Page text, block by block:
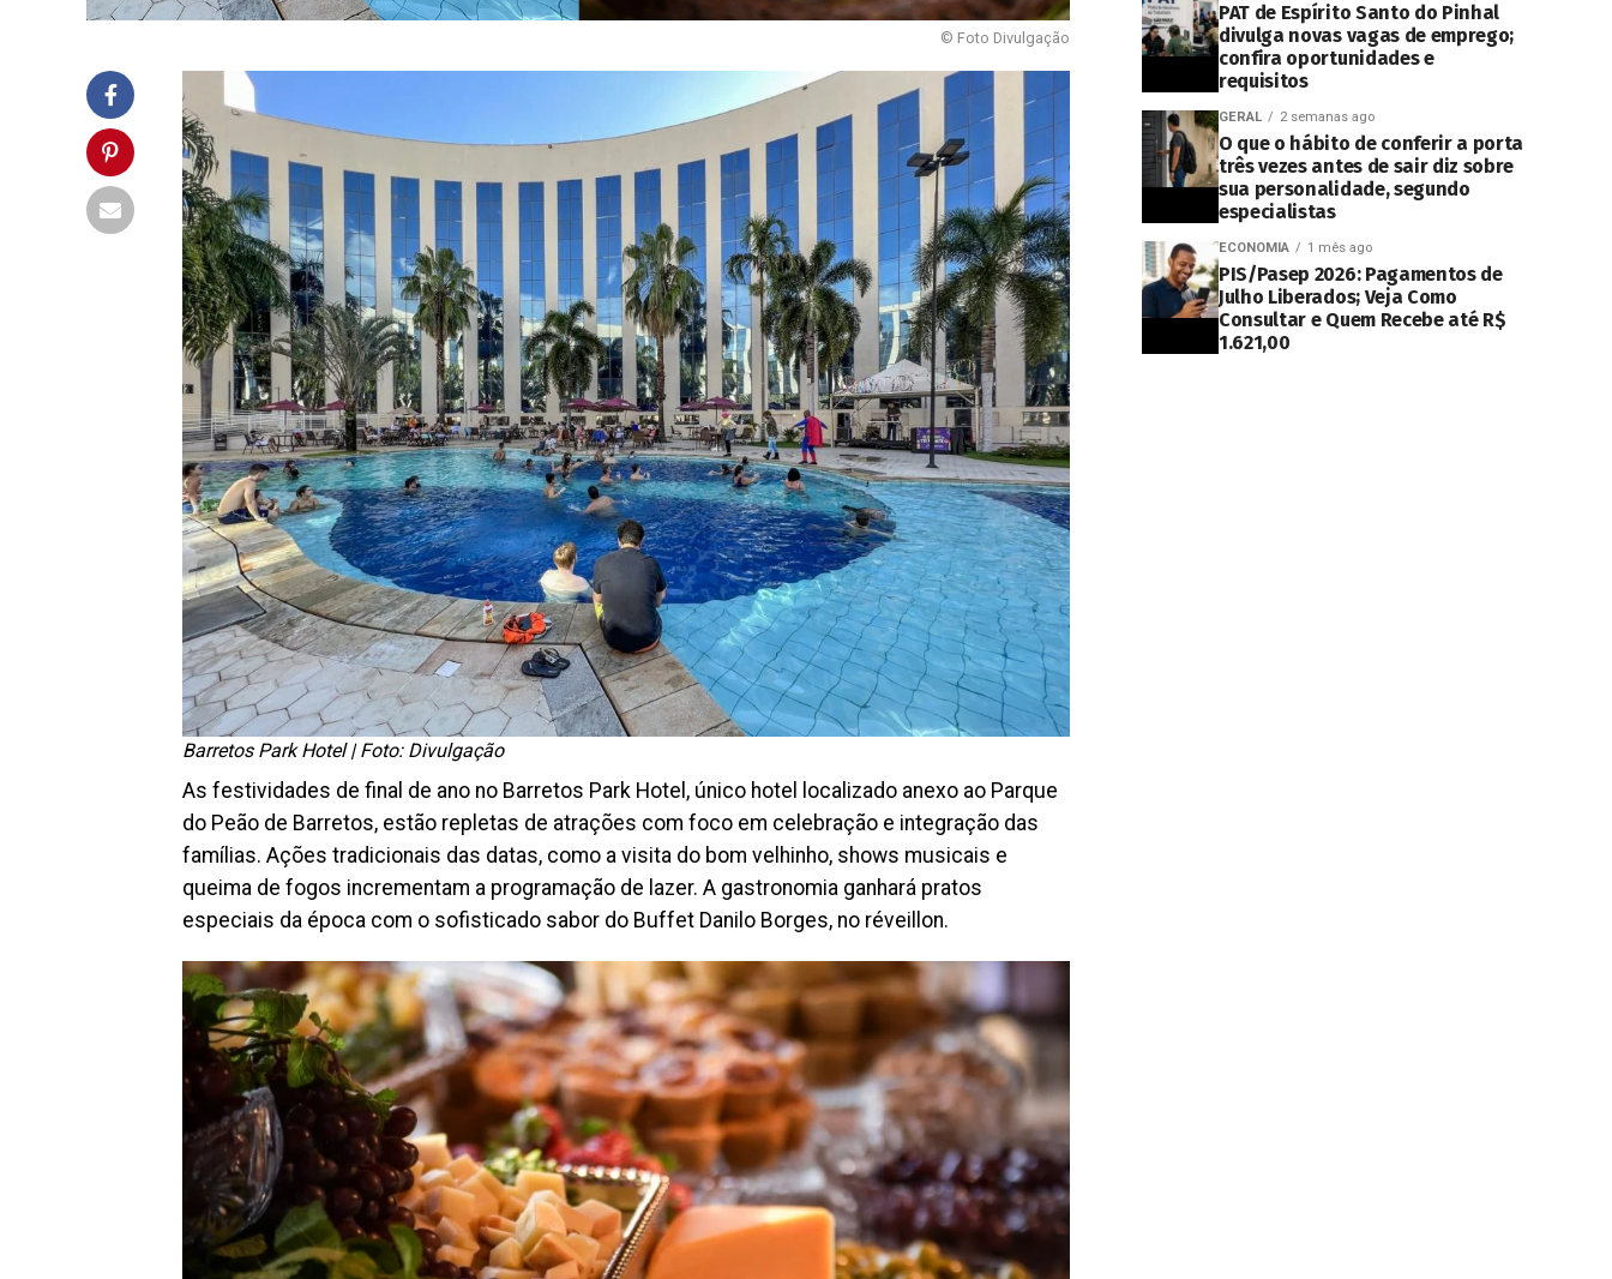
© Foto Divulgação
Barretos Park Hotel | Foto: Divulgação
As festividades de final de ano no Barretos Park Hotel, único hotel localizado anexo ao Parque
do Peão de Barretos, estão repletas de atrações com foco em celebração e integração das
famílias. Ações tradicionais das datas, como a visita do bom velhinho, shows musicais e
queima de fogos incrementam a programação de lazer. A gastronomia ganhará pratos
especiais da época com o sofisticado sabor do Buffet Danilo Borges, no réveillon.
PAT de Espírito Santo do Pinhal
divulga novas vagas de emprego;
confira oportunidades e
requisitos
GERAL 2 semanas ago
O que o hábito de conferir a porta
três vezes antes de sair diz sobre
sua personalidade, segundo
especialistas
ECONOMIA 1 mês ago
PIS/Pasep 2026: Pagamentos de
Julho Liberados; Veja Como
Consultar e Quem Recebe até R$
1.621,00